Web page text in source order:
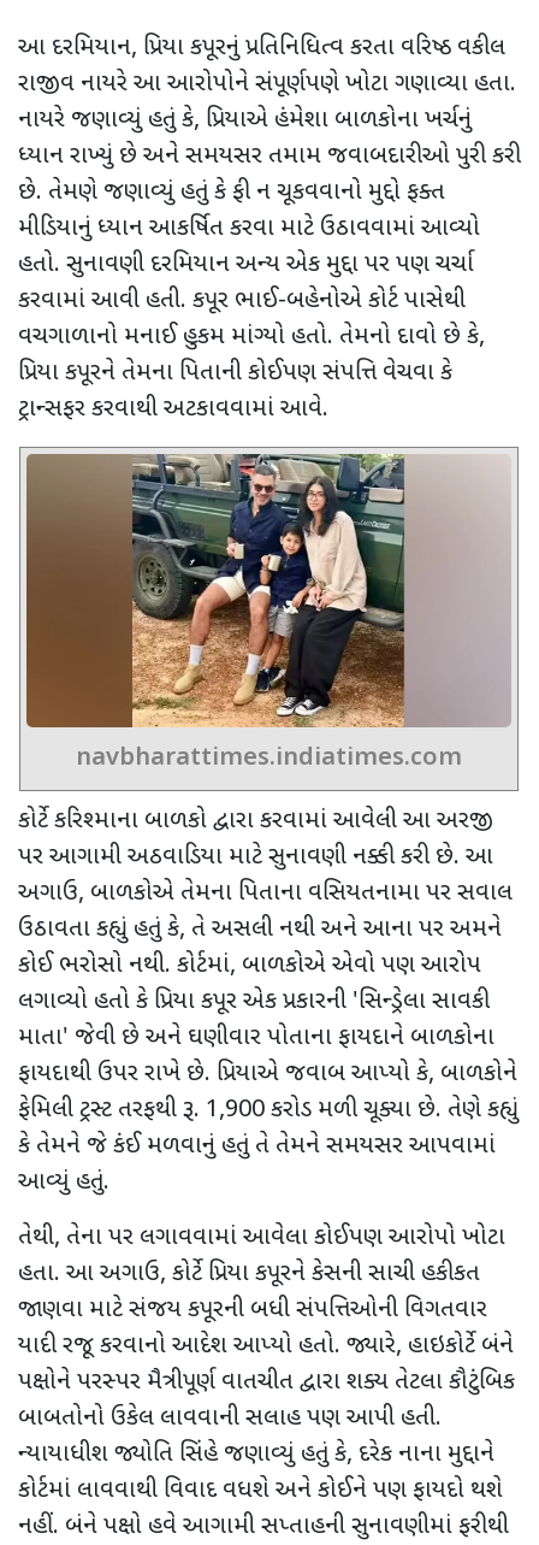
આ દરમિયાન, પ્રિયા કપૂરનું પ્રતિનિધિત્વ કરતા વરિષ્ઠ વકીલ
રાજીવ નાયરે આ આરોપોને સંપૂર્ણપણે ખોટા ગણાવ્યા હતા.
નાયરે જણાવ્યું હતું કે, પ્રિયાએ હંમેશા બાળકોના ખર્ચનું
ધ્યાન રાખ્યું છે અને સમયસર તમામ જવાબદારીઓ પુરી કરી
છે. તેમણે જણાવ્યું હતું કે ફી ન ચૂકવવાનો મુદ્દો ફક્ત
મીડિયાનું ધ્યાન આકર્ષિત કરવા માટે ઉઠાવવામાં આવ્યો
હતો. સુનાવણી દરમિયાન અન્ય એક મુદ્દા પર પણ ચર્ચા
કરવામાં આવી હતી. કપૂર ભાઈ-બહેનોએ કોર્ટ પાસેથી
વચગાળાનો મનાઈ હુકમ માંગ્યો હતો. તેમનો દાવો છે કે,
પ્રિયા કપૂરને તેમના પિતાની કોઈપણ સંપત્તિ વેચવા કે
ટ્રાન્સફર કરવાથી અટકાવવામાં આવે.
navbharattimes.indiatimes.com
કોર્ટે કરિશ્માના બાળકો દ્વારા કરવામાં આવેલી આ અરજી
પર આગામી અઠવાડિયા માટે સુનાવણી નક્કી કરી છે. આ
અગાઉ, બાળકોએ તેમના પિતાના વસિયતનામા પર સવાલ
ઉઠાવતા કહ્યું હતું કે, તે અસલી નથી અને આના પર અમને
કોઈ ભરોસો નથી. કોર્ટમાં, બાળકોએ એવો પણ આરોપ
લગાવ્યો હતો કે પ્રિયા કપૂર એક પ્રકારની 'સિન્ડ્રેલા સાવકી
માતા' જેવી છે અને ઘણીવાર પોતાના ફાયદાને બાળકોના
ફાયદાથી ઉપર રાખે છે. પ્રિયાએ જવાબ આપ્યો કે, બાળકોને
ફેમિલી ટ્રસ્ટ તરફથી રૂ. 1,900 કરોડ મળી ચૂક્યા છે. તેણે કહ્યું
કે તેમને જે કંઈ મળવાનું હતું તે તેમને સમયસર આપવામાં
આવ્યું હતું.
તેથી, તેના પર લગાવવામાં આવેલા કોઈપણ આરોપો ખોટા
હતા. આ અગાઉ, કોર્ટે પ્રિયા કપૂરને કેસની સાચી હકીકત
જાણવા માટે સંજય કપૂરની બધી સંપત્તિઓની વિગતવાર
યાદી રજૂ કરવાનો આદેશ આપ્યો હતો. જ્યારે, હાઇકોર્ટે બંને
પક્ષોને પરસ્પર મૈત્રીપૂર્ણ વાતચીત દ્વારા શક્ય તેટલા કૌટુંબિક
બાબતોનો ઉકેલ લાવવાની સલાહ પણ આપી હતી.
ન્યાયાધીશ જ્યોતિ સિંહે જણાવ્યું હતું કે, દરેક નાના મુદ્દાને
કોર્ટમાં લાવવાથી વિવાદ વધશે અને કોઈને પણ ફાયદો થશે
નહીં. બંને પક્ષો હવે આગામી સપ્તાહની સુનાવણીમાં ફરીથી